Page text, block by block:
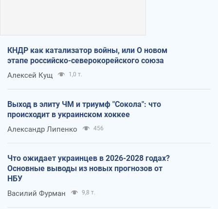
КНДР как катализатор войны, или О новом
этапе российско-северокорейского союза
Алексей Кущ 1,0 т.
Выход в элиту ЧМ и триумф "Сокола": что
происходит в украинском хоккее
Александр Липенко 456
Что ожидает украинцев в 2026-2028 годах?
Основные выводы из новых прогнозов от
НБУ
Василий Фурман 9,8 т.